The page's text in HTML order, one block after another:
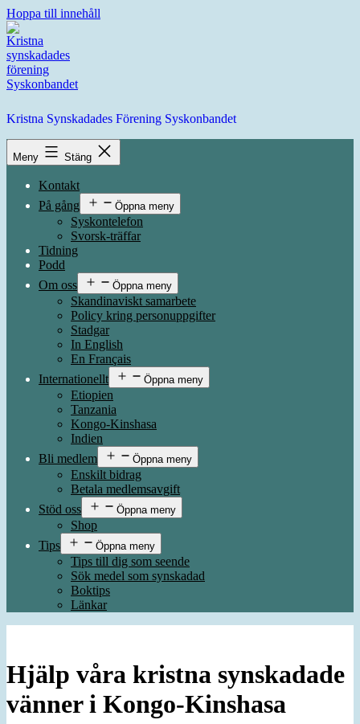
Hoppa till innehåll
Kristna Synskadades Förening Syskonbandet
Meny Stäng
Kontakt
På gång
Öppna meny
Syskontelefon
Svorsk-träffar
Tidning
Podd
Om oss
Öppna meny
Skandinaviskt samarbete
Policy kring personuppgifter
Stadgar
In English
En Français
Internationellt
Öppna meny
Etiopien
Tanzania
Kongo-Kinshasa
Indien
Bli medlem
Öppna meny
Enskilt bidrag
Betala medlemsavgift
Stöd oss
Öppna meny
Shop
Tips
Öppna meny
Tips till dig som seende
Sök medel som synskadad
Boktips
Länkar
Hjälp våra kristna synskadade
vänner i Kongo-Kinshasa